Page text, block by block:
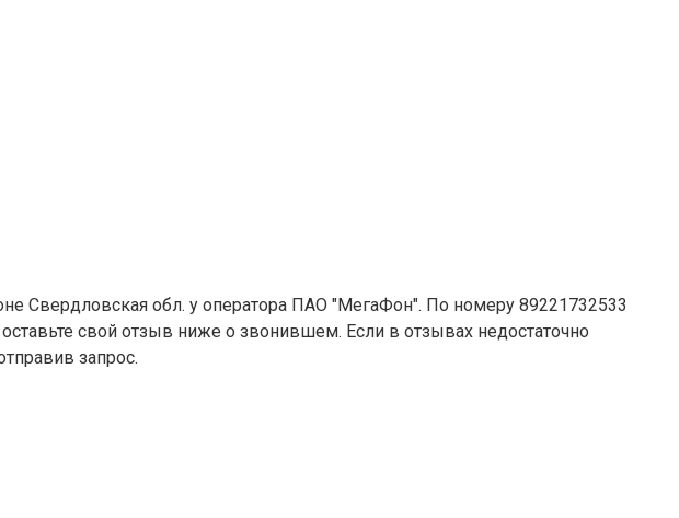
Свердловская обл. у оператора ПАО "МегаФон". По номеру 89221732533
свой отзыв ниже о звонившем. Если в отзывах недостаточно
запрос.